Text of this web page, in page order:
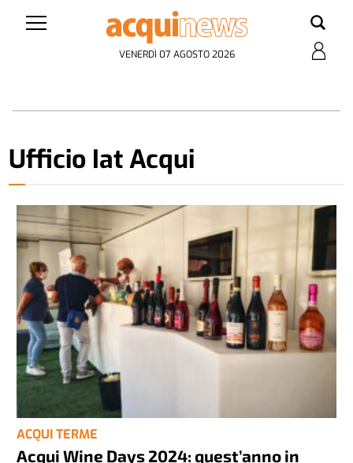
VENERDÌ 07 AGOSTO 2026
Ufficio Iat Acqui
ACQUI TERME
Acqui Wine Days 2024: quest’anno in